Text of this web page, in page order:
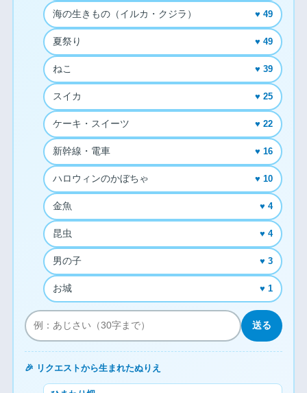
海の生きもの（イルカ・クジラ） ♥ 49
夏祭り ♥ 49
ねこ ♥ 39
スイカ ♥ 25
ケーキ・スイーツ ♥ 22
新幹線・電車 ♥ 16
ハロウィンのかぼちゃ ♥ 10
金魚 ♥ 4
昆虫 ♥ 4
男の子 ♥ 3
お城 ♥ 1
送る
🎉 リクエストから生まれたぬりえ